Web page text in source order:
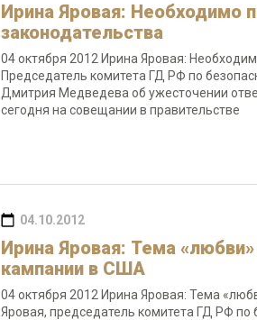
Ирина Яровая: Необходимо
законодательства
04 октября 2012 Ирина Яровая:
Председатель комитета ГД РФ по
Дмитрия Медведева об ужесточении
сегодня на совещании в правительстве
04.10.2012
Ирина Яровая: Тема
кампании в США
04 октября 2012 Ирина Яровая: Тема
Яровая, председатель комитета ГД РФ